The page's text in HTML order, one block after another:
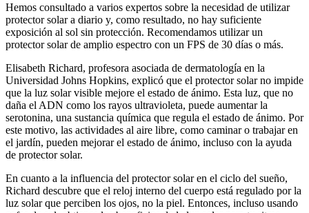
Hemos consultado a varios expertos sobre la necesidad de utilizar
protector solar a diario y, como resultado, no hay suficiente
exposición al sol sin protección. Recomendamos utilizar un
protector solar de amplio espectro con un FPS de 30 días o más.
Elisabeth Richard, profesora asociada de dermatología en la
Universidad Johns Hopkins, explicó que el protector solar no impide
que la luz solar visible mejore el estado de ánimo. Esta luz, que no
daña el ADN como los rayos ultravioleta, puede aumentar la
serotonina, una sustancia química que regula el estado de ánimo. Por
este motivo, las actividades al aire libre, como caminar o trabajar en
el jardín, pueden mejorar el estado de ánimo, incluso con la ayuda
de protector solar.
En cuanto a la influencia del protector solar en el ciclo del sueño,
Richard descubre que el reloj interno del cuerpo está regulado por la
luz solar que perciben los ojos, no la piel. Entonces, incluso usando